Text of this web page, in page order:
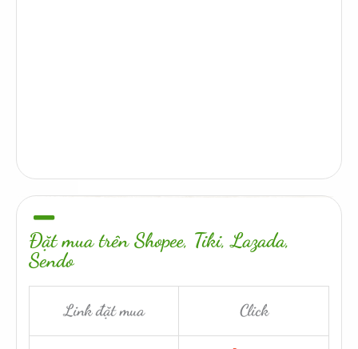
Đặt mua trên Shopee, Tiki, Lazada,
Sendo
Link đặt mua Click